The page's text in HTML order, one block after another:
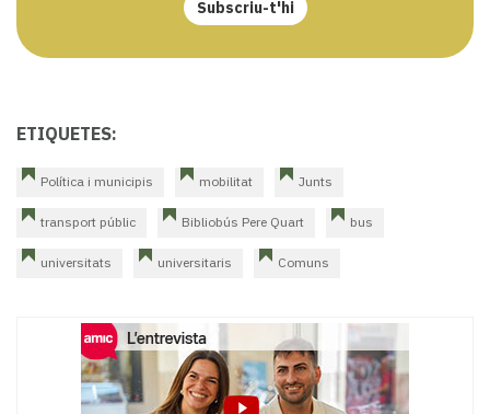
Subscriu-t'hi
ETIQUETES:
Política i municipis mobilitat Junts
transport públic Bibliobús Pere Quart bus
universitats universitaris Comuns